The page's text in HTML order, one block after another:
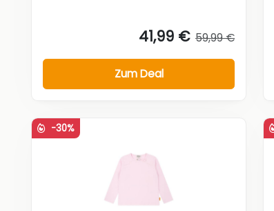
41,99 € 59,99 €
Zum Deal
-30%